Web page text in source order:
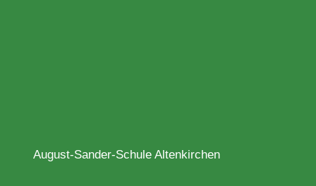
August-Sander-Schule Altenkirchen